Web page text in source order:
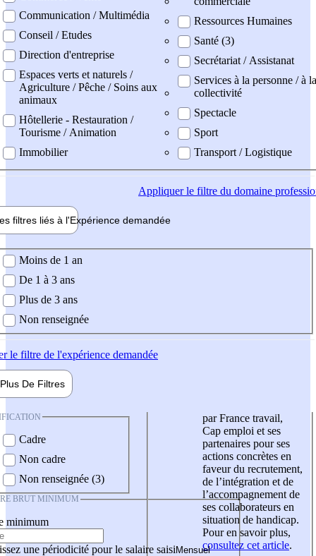
Communication / Multimédia
Conseil / Etudes
Direction d'entreprise
Espaces verts et naturels /
Agriculture / Pêche / Soins aux
animaux
Hôtellerie - Restauration /
Tourisme / Animation
Immobilier
Ressources Humaines
Santé (3)
Secrétariat / Assistanat
Services à la personne / à la
collectivité
Spectacle
Sport
Transport / Logistique
Appliquerle filtre du domaine
filtres liés à l'Expérience demandée
demandée
Moins de 1 an
De 1 à 3 ans
Plus de 3 ans
Non renseignée
le filtre de l'expérience demandée
Plus De Filtres
Cadre
Non cadre
Non renseignée (3)
BRUT MINIMUM
minimum
une périodicité pour le salaire saisi
par France travail,
Cap emploi et ses
partenaires pour ses
actions concrètes en
faveur du recrutement,
de l’intégration et de
l’accompagnement de
ses collaborateurs en
situation de handicap.
Pour en savoir plus,
consultez cet article.